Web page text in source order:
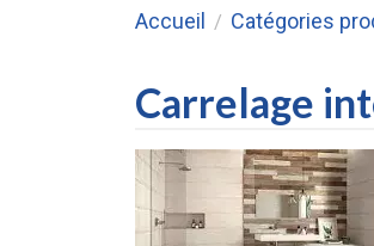
Accueil / Catégories
Carrelage